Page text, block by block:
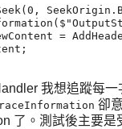
=
我想追蹤每一
卻
了。測試後主要是